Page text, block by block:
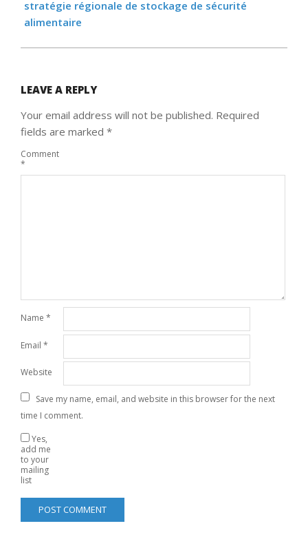
stratégie régionale de stockage de sécurité
alimentaire
LEAVE A REPLY
Your email address will not be published. Required
fields are marked *
Comment
*
Name *
Email *
Website
Save my name, email, and website in this browser for the next
time I comment.
Yes,
add me
to your
mailing
list